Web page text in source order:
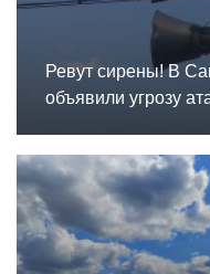
Ревут сирены! В
объявили угрозу